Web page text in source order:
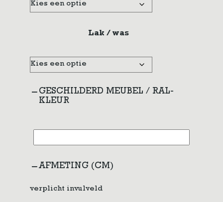
Lak / was
GESCHILDERD MEUBEL / RAL-
KLEUR
AFMETING (CM)
verplicht invulveld